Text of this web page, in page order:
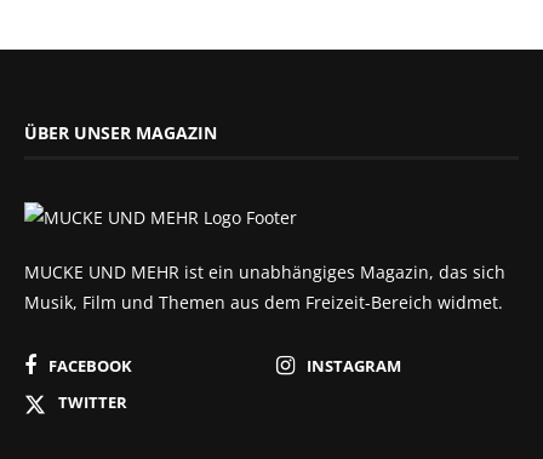
ÜBER UNSER MAGAZIN
MUCKE UND MEHR ist ein unabhängiges Magazin, das sich
Musik, Film und Themen aus dem Freizeit-Bereich widmet.
FACEBOOK
INSTAGRAM
TWITTER